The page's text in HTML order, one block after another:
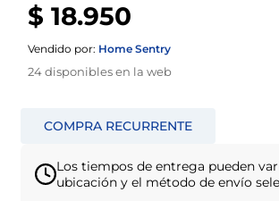
$ 18.950
Vendido por: Home Sentry
24disponibles en la web
Los tiempos de entrega pueden
ubicación y el método de envío